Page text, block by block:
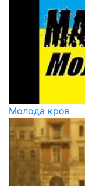
Молода кров